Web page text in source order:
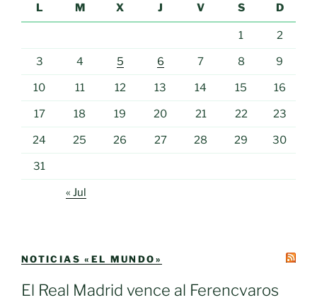
L
M X J V S D
1 2
3 4 5 6 7 8 9
10 11 12 13 14 15 16
17 18 19 20 21 22 23
24 25 26 27 28 29 30
31
« Jul
NOTICIAS «EL MUNDO»
El Real Madrid vence al Ferencvaros